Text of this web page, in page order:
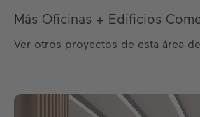
Más Oficinas + Edificios
Ver otros proyectos de esta área